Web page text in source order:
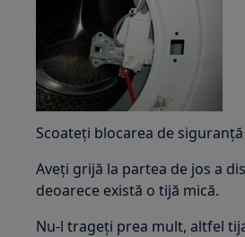
Scoateți blocarea de siguranță
Aveți grijă la partea de jos a
deoarece există o tijă mică.
Nu-l trageți prea mult, altfel